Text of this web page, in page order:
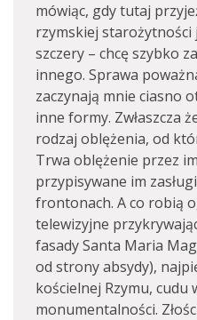
mówiąc, gdy tutaj
rzymskiej
szczery – chcę szybko
innego. Sprawa
zaczynają mnie ciasno
inne formy. Zwłaszcza
rodzaj oblężenia, od
Trwa oblężenie przez
przypisywane im
frontonach. A co robią
telewizyjne
fasady Santa Maria
od strony absydy),
kościelnej Rzymu, cudu
monumentalności.